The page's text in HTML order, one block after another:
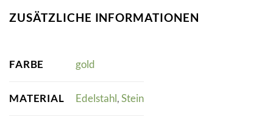
ZUSÄTZLICHE INFORMATIONEN
FARBE gold
MATERIAL Edelstahl,Stein